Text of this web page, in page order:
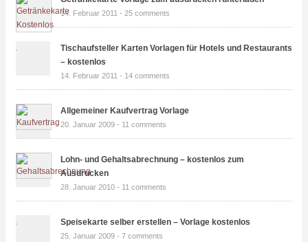
14. Februar 2011 - 25 comments
Tischaufsteller Karten Vorlagen für Hotels und Restaurants
– kostenlos
14. Februar 2011 - 14 comments
Allgemeiner Kaufvertrag Vorlage
20. Januar 2009 - 11 comments
Lohn- und Gehaltsabrechnung – kostenlos zum
Ausdrucken
28. Januar 2010 - 11 comments
Speisekarte selber erstellen – Vorlage kostenlos
25. Januar 2009 - 7 comments